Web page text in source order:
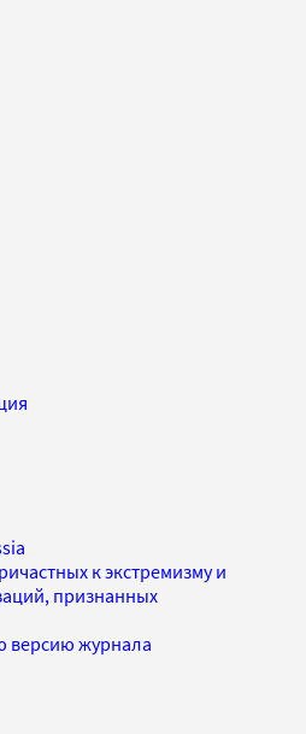
к экстремизму и
признанных
версию журнала